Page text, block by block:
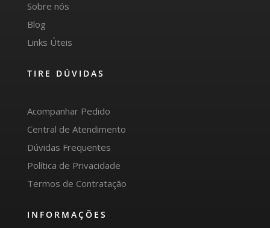
Sobre nós
Blog
Links Úteis
TIRE DÚVIDAS
Acompanhar Pedido
Central de Atendimento
Dúvidas Frequentes
Política de Privacidade
Termos de Contratação
INFORMAÇÕES